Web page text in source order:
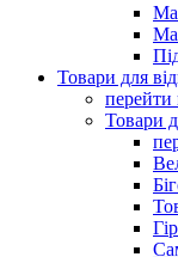
Товари для
перейти
Товари